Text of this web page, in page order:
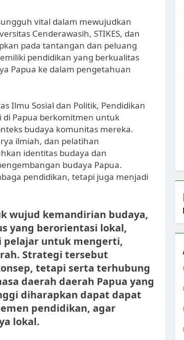
vital dalam mewujudkan
Cenderawasih, STIKES, dan
pada tantangan dan peluang
pendidikan yang berkualitas
Papua ke dalam pengetahuan
Ilmu Sosial dan Politik, Pendidikan
di Papua berkomitmen untuk
budaya komunitas mereka.
ilmiah, dan pelatihan
identitas budaya dan
budaya Papua.
pendidikan, tetapi juga menjadi
wujud kemandirian budaya,
yang berorientasi lokal,
pelajar untuk mengerti,
Strategi tersebut
tetapi serta terhubung
daerah daerah Papua yang
diharapkan dapat dapat
pendidikan, agar
lokal.